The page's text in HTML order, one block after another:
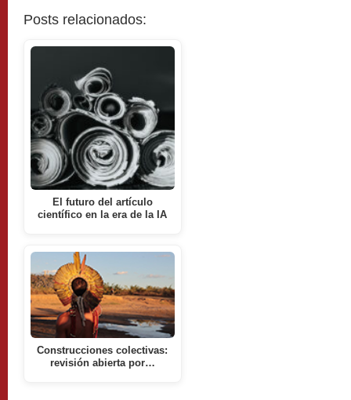
Posts relacionados:
El futuro del artículo
científico en la era de la IA
Construcciones colectivas:
revisión abierta por…